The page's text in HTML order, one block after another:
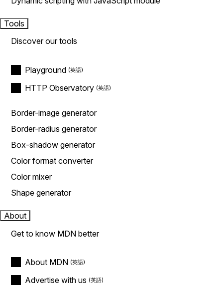
Tools
Discover our tools
Playground
HTTP Observatory
Border-image generator
Border-radius generator
Box-shadow generator
Color format converter
Color mixer
Shape generator
About
Get to know MDN better
About MDN
Advertise with us